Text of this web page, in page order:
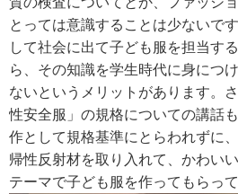
とっては意識することは少ないで
して社会に出て子ども服を担当す
ら、その知識を学生時代に身につ
ないというメリットがあります。
性安全服」の規格についての講話
作として規格基準にとらわれずに
帰性反射材を取り入れて、かわい
テーマで子ども服を作ってもらって